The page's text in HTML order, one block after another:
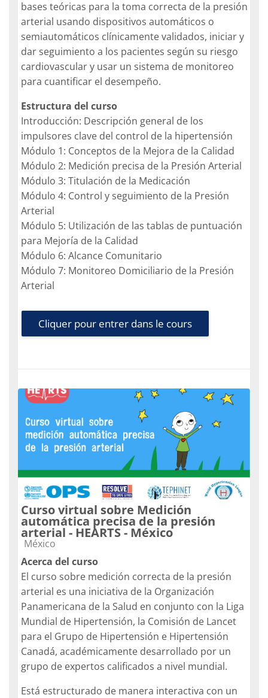
bases teóricas para la toma correcta de la presión
arterial usando dispositivos automáticos o
semiautomáticos clínicamente validados, iniciar y
dar seguimiento a los pacientes según su riesgo
cardiovascular y usar un sistema de monitoreo
para cuantificar el desempeño.
Estructura del curso
Introducción: Descripción general de los
impulsores clave del control de la hipertensión
Módulo 1: Conceptos de la Mejora de la Calidad
Módulo 2: Medición precisa de la Presión Arterial
Módulo 3: Titulación de la Medicación
Módulo 4: Control y seguimiento de la Presión
Arterial
Módulo 5: Utilización de las tablas de puntuación
para Mejoría de la Calidad
Módulo 6: Alcance Comunitario
Módulo 7: Monitoreo Domiciliario de la Presión
Arterial
Cliquer pour entrer dans le cours
Curso virtual sobre Medición
automática precisa de la presión
arterial - HEARTS - México
Catégorie de cours
México
Acerca del curso
El curso sobre medición correcta de la presión
arterial es una iniciativa de la Organización
Panamericana de la Salud en conjunto con la Liga
Mundial de Hipertensión, la Comisión de Lancet
para el Grupo de Hipertensión e Hipertensión
Canadá, académicamente desarrollado por un
grupo de expertos calificados a nivel mundial.
Está estructurado de manera interactiva con un